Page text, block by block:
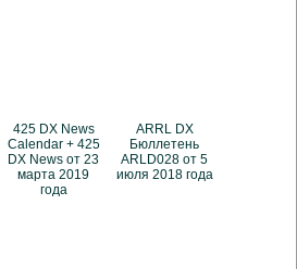
425 DX News
Calendar + 425
DX News от 23
марта 2019
года
ARRL DX
Бюллетень
ARLD028 от 5
июля 2018 года